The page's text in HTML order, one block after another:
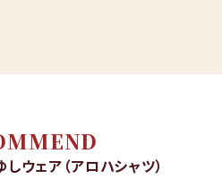
ウェア（アロハシャツ）